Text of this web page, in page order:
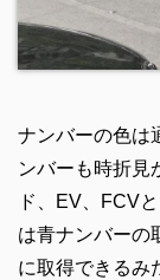
ナンバーの色は
ンバーも時折
ド、EV、FCV
は青ナンバーの
に取得できるみ